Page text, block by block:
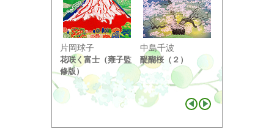
片岡球子
花咲く富士（雍子監
修版）
中島千波
醍醐桜（２）
り ...